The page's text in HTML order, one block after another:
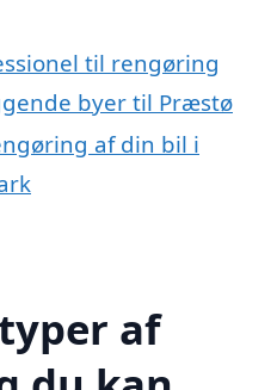
til rengøring
byer til Præstø
af din bil i
af